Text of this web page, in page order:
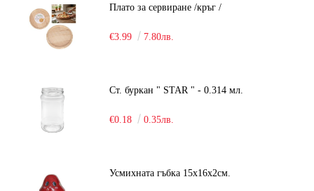
Плато за сервиране /кръг /
€3.99 7.80лв.
Ст. буркан " STAR " - 0.314 мл.
€0.18 0.35лв.
Усмихната гъбка 15х16х2см.